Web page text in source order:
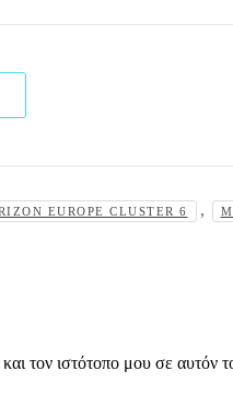
EUROPE CLUSTER 6 ,
τον ιστότοπο μου σε αυτόν